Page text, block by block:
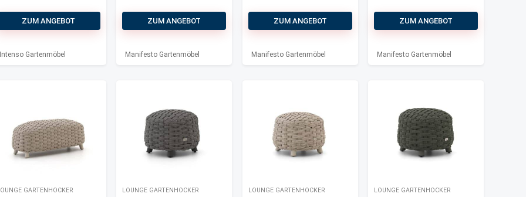
ZUM ANGEBOT
Intenso Gartenmöbel
ZUM ANGEBOT
Manifesto Gartenmöbel
ZUM ANGEBOT
Manifesto Gartenmöbel
ZUM ANGEBOT
Manifesto Gartenmöbel
GARTENHOCKER LOUNGE GARTENHOCKER LOUNGE GARTENHOCKER LOUNGE GARTENHOCKER